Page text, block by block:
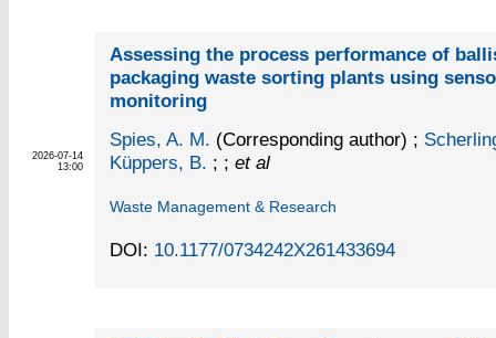
2026-07-14
13:00
Assessing the process performance of
packaging waste sorting plants using
monitoring
Spies, A. M. (Corresponding author) ;
Küppers, B. ; ; et al
Waste Management & Research
DOI: 10.1177/0734242X261433694